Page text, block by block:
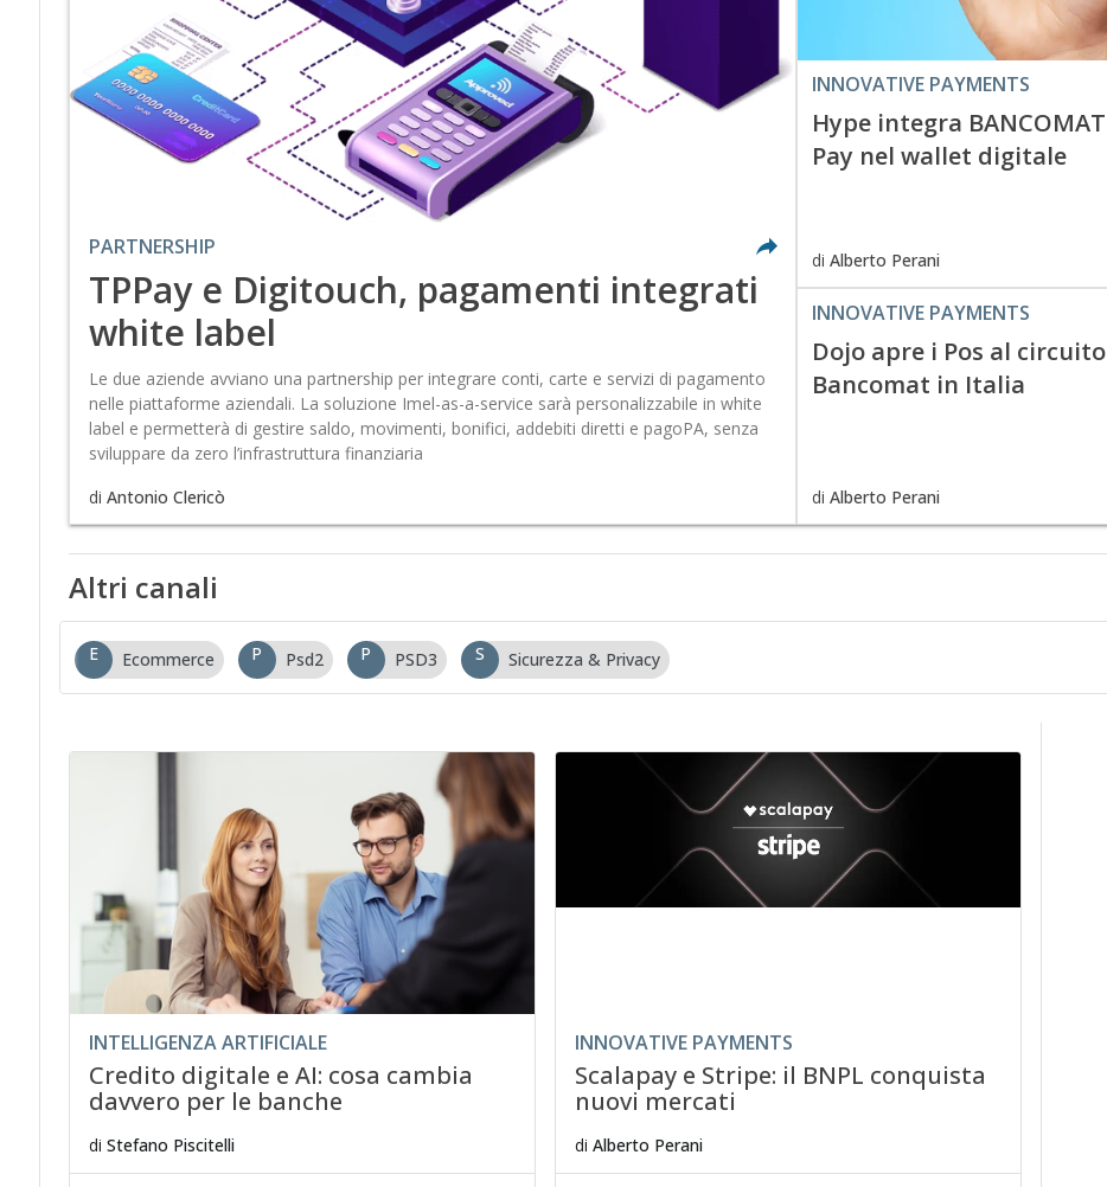
PARTNERSHIP
TPPay e Digitouch, pagamenti integrati
white label
Le due aziende avviano una partnership per integrare conti, carte e servizi di pagamento
nelle piattaforme aziendali. La soluzione Imel-as-a-service sarà personalizzabile in white
label e permetterà di gestire saldo, movimenti, bonifici, addebiti diretti e pagoPA, senza
sviluppare da zero l’infrastruttura finanziaria
di Antonio Clericò
INNOVATIVE PAYMENTS
Hype integra BANCOMAT
Pay nel wallet digitale
di Alberto Perani
INNOVATIVE PAYMENTS
Dojo apre i Pos al circuito
Bancomat in Italia
di Alberto Perani
Altri canali
E Ecommerce P Psd2 P PSD3 S Sicurezza & Privacy
INTELLIGENZA ARTIFICIALE
Credito digitale e AI: cosa cambia
davvero per le banche
di Stefano Piscitelli
INNOVATIVE PAYMENTS
Scalapay e Stripe: il BNPL conquista
nuovi mercati
di Alberto Perani